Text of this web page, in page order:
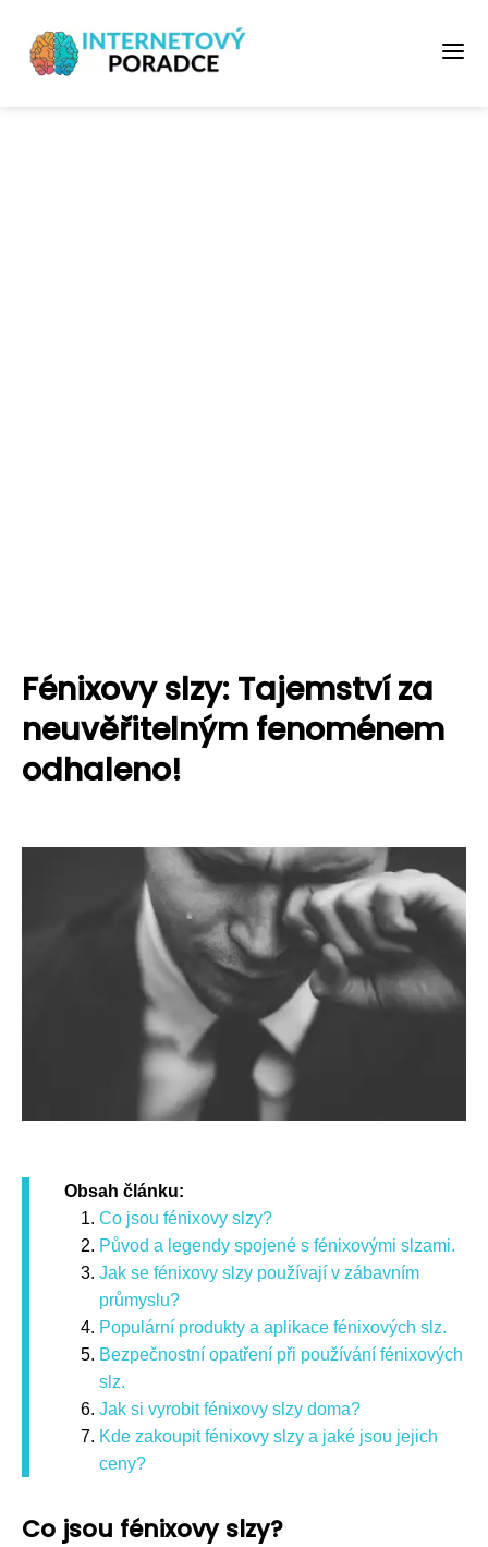
Fénixovy slzy: Tajemství za
neuvěřitelným fenoménem
odhaleno!
Obsah článku:
Co jsou fénixovy slzy?
Původ a legendy spojené s fénixovými slzami.
Jak se fénixovy slzy používají v zábavním
průmyslu?
Populární produkty a aplikace fénixových slz.
Bezpečnostní opatření při používání fénixových
slz.
Jak si vyrobit fénixovy slzy doma?
Kde zakoupit fénixovy slzy a jaké jsou jejich
ceny?
Co jsou fénixovy slzy?